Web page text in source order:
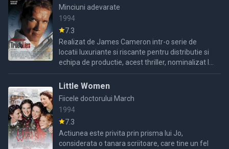
Minciuni adevarate
1994
7.3
Realizat de James Cameron intr-o serie de
locatii luxuriante si riscante pentru distributie si
echipa de productie, acest thriller, nominalizat la
Oscar in anul 1995, pentru cele mai bune efecte
...Little Women
Fiicele doctorului March
1994
7.3
Actiunea este privita prin prisma lui Jo,
considerata o tanara scriitoare, care tine un fel